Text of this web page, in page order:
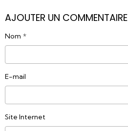
AJOUTER UN COMMENTAIRE
Nom
E-mail
Site Internet